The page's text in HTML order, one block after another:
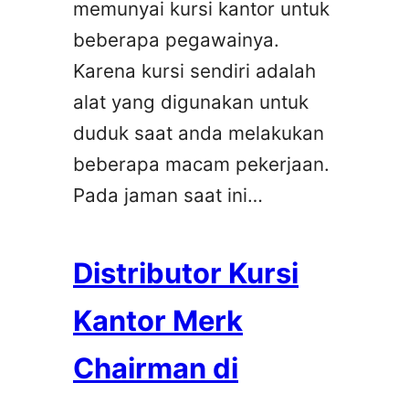
memunyai kursi kantor untuk
beberapa pegawainya.
Karena kursi sendiri adalah
alat yang digunakan untuk
duduk saat anda melakukan
beberapa macam pekerjaan.
Pada jaman saat ini…
Distributor Kursi
Kantor Merk
Chairman di